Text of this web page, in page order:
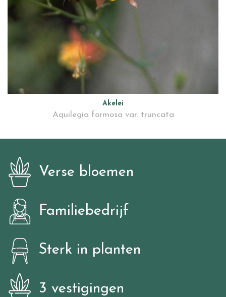
Akelei
Aquilegia formosa var. truncata
Verse bloemen
Familiebedrijf
Sterk in planten
3 vestigingen